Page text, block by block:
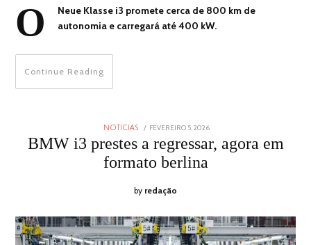
O
Neue Klasse i3 promete cerca de 800 km de
autonomia e carregará até 400 kW.
Continue Reading
NOTICIAS
POSTED
FEVEREIRO 5, 2026FEVEREIRO
2026
BMW i3 prestes a regressar, agora em
formato berlina
by redação